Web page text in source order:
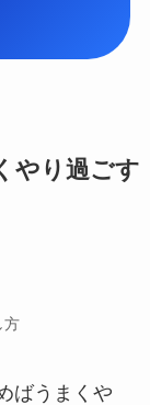
やり過ごす
方
ばうまくや